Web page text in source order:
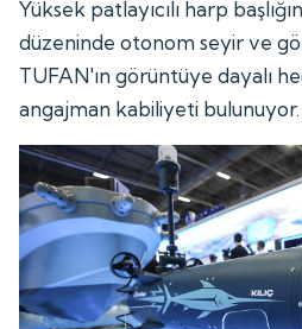
Yüksek patlayıcılı harp
düzeninde otonom seyir ve
TUFAN'ın görüntüye dayalı
angajman kabiliyeti bulunuyor.